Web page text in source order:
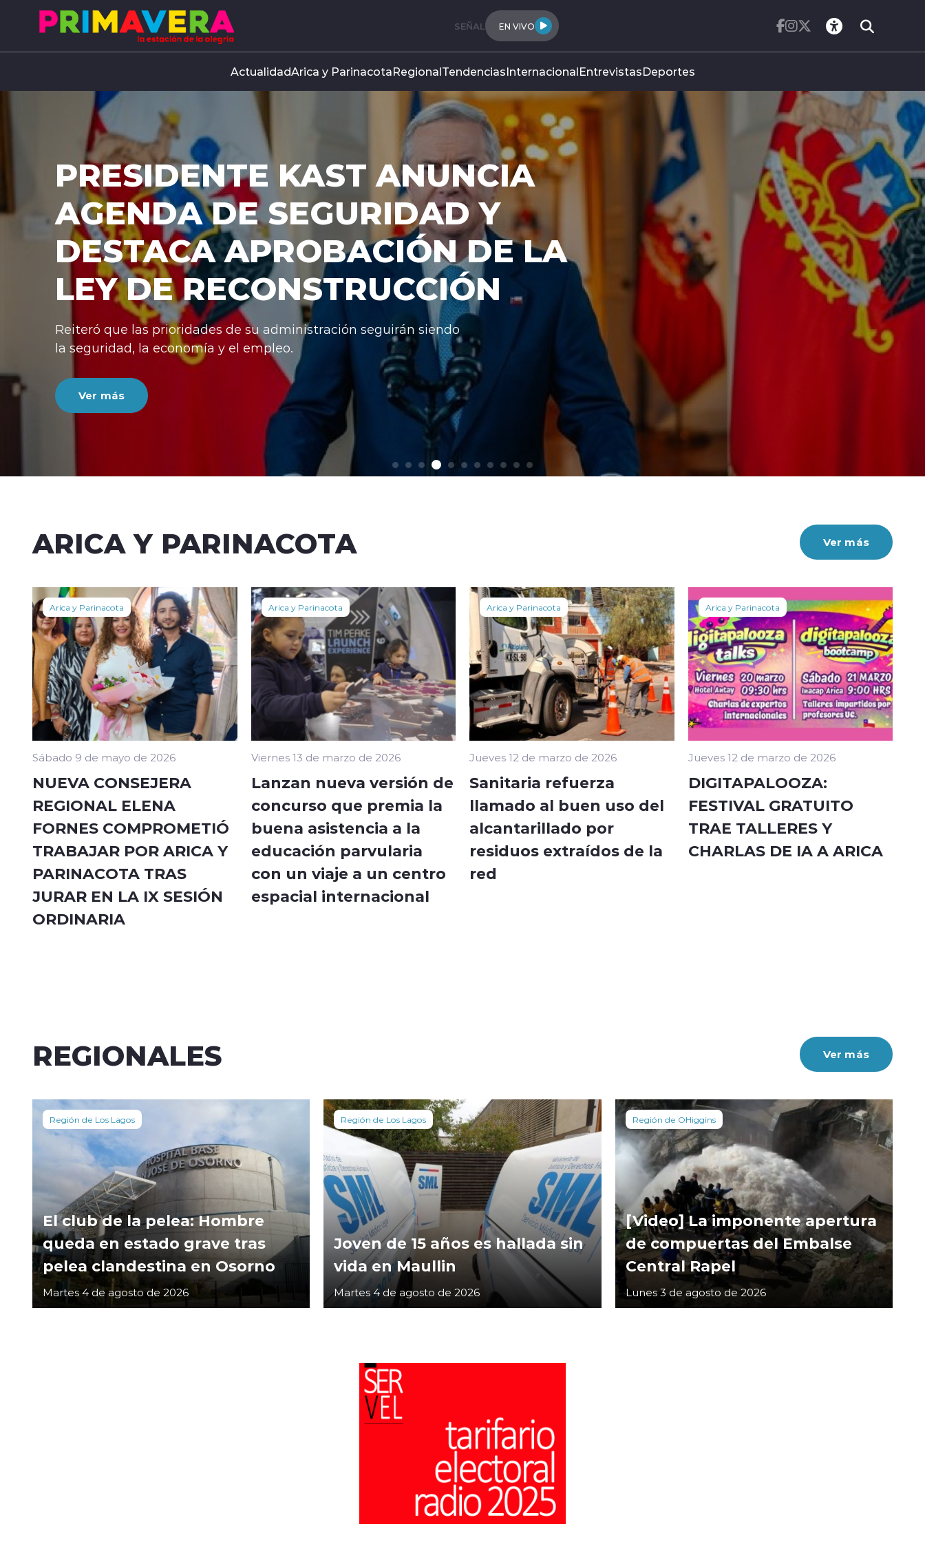
SEÑAL EN VIVO
ActualidadArica y ParinacotaRegionalTendenciasInternacionalEntrevistasDeportes
PRESIDENTE KAST ANUNCIA
AGENDA DE SEGURIDAD Y
DESTACA APROBACIÓN DE LA
LEY DE RECONSTRUCCIÓN
Reiteró que las prioridades de su administración seguirán siendo
la seguridad, la economía y el empleo.
Ver más
ARICA Y PARINACOTA Ver más
Arica y Parinacota
Sábado 9 de mayo de 2026
NUEVA CONSEJERA
REGIONAL ELENA
FORNES COMPROMETIÓ
TRABAJAR POR ARICA Y
PARINACOTA TRAS
JURAR EN LA IX SESIÓN
ORDINARIA
Arica y Parinacota
Viernes 13 de marzo de 2026
Lanzan nueva versión de
concurso que premia la
buena asistencia a la
educación parvularia
con un viaje a un centro
espacial internacional
Arica y Parinacota
Jueves 12 de marzo de 2026
Sanitaria refuerza
llamado al buen uso del
alcantarillado por
residuos extraídos de la
red
Arica y Parinacota
Jueves 12 de marzo de 2026
DIGITAPALOOZA:
FESTIVAL GRATUITO
TRAE TALLERES Y
CHARLAS DE IA A ARICA
REGIONALES Ver más
Región de Los Lagos
El club de la pelea: Hombre
queda en estado grave tras
pelea clandestina en Osorno
Martes 4 de agosto de 2026
Región de Los Lagos
Joven de 15 años es hallada sin
vida en Maullin
Martes 4 de agosto de 2026
Región de OHiggins
[Video] La imponente apertura
de compuertas del Embalse
Central Rapel
Lunes 3 de agosto de 2026